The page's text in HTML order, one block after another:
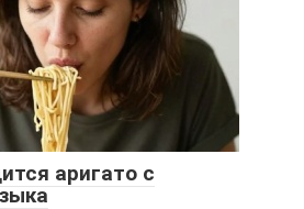
аригато с